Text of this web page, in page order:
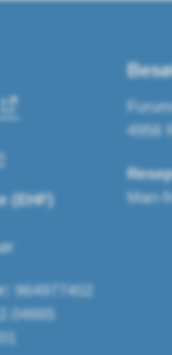
(EHF)
964977402
4956
Man-